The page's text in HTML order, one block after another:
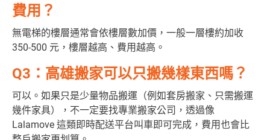
費用？
無電梯的樓層通常會依樓層數加價，一般一層樓約加收
350-500 元，樓層越高、費用越高。
Q3：高雄搬家可以只搬幾樣東西嗎？
可以。如果只是少量物品搬運（例如套房搬家、只需搬運
幾件家具），不一定要找專業搬家公司，透過像
Lalamove 這類即時配送平台叫車即可完成，費用也會比